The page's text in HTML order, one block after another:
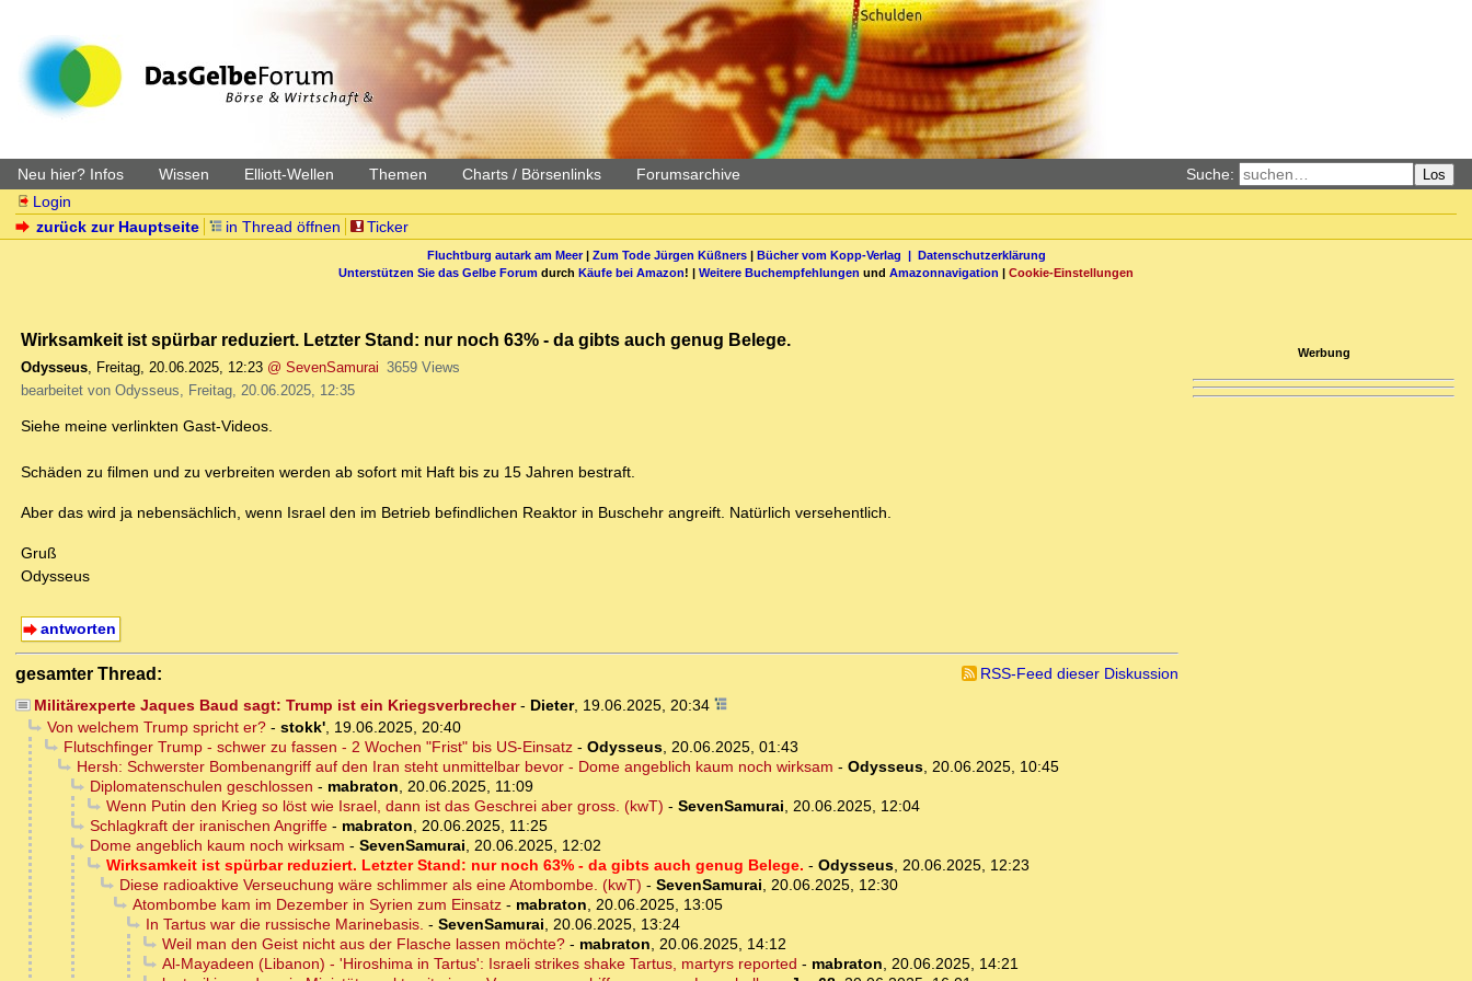
Neu hier? Infos Wissen Elliott-Wellen Themen Charts / Börsenlinks Forumsarchive Suche: Los
Login
zurück zur Hauptseite
in Thread öffnen Ticker
Fluchtburg autark am Meer| Zum Tode Jürgen Küßners| Bücher vom Kopp-Verlag | Datenschutzerklärung
Unterstützen Sie das Gelbe Forum durch Käufe bei Amazon! | Weitere Buchempfehlungen und Amazonnavigation | Cookie-Einstellungen
Wirksamkeit ist spürbar reduziert. Letzter Stand: nur noch 63% - da gibts auch genug Belege.
Odysseus, Freitag, 20.06.2025, 12:23 @ SevenSamurai 3659 Views
bearbeitet von Odysseus, Freitag, 20.06.2025, 12:35
Siehe meine verlinkten Gast-Videos.
Schäden zu filmen und zu verbreiten werden ab sofort mit Haft bis zu 15 Jahren bestraft.
Aber das wird ja nebensächlich, wenn Israel den im Betrieb befindlichen Reaktor in Buschehr angreift. Natürlich versehentlich.
Gruß
Odysseus
antworten
gesamter Thread:
RSS-Feed dieser Diskussion
Militärexperte Jaques Baud sagt: Trump ist ein Kriegsverbrecher- Dieter, 19.06.2025, 20:34
Von welchem Trump spricht er?- stokk', 19.06.2025, 20:40
Flutschfinger Trump - schwer zu fassen - 2 Wochen "Frist" bis US-Einsatz- Odysseus, 20.06.2025, 01:43
Hersh: Schwerster Bombenangriff auf den Iran steht unmittelbar bevor - Dome angeblich kaum noch wirksam - Odysseus, 20.06.2025, 10:45
Diplomatenschulen geschlossen - mabraton, 20.06.2025, 11:09
Wenn Putin den Krieg so löst wie Israel, dann ist das Geschrei aber gross. (kwT) - SevenSamurai, 20.06.2025, 12:04
Schlagkraft der iranischen Angriffe- mabraton, 20.06.2025, 11:25
Dome angeblich kaum noch wirksam - SevenSamurai, 20.06.2025, 12:02
Wirksamkeit ist spürbar reduziert. Letzter Stand: nur noch 63% - da gibts auch genug Belege. - Odysseus, 20.06.2025, 12:23
Diese radioaktive Verseuchung wäre schlimmer als eine Atombombe. (kwT) - SevenSamurai, 20.06.2025, 12:30
Atombombe kam im Dezember in Syrien zum Einsatz- mabraton, 20.06.2025, 13:05
In Tartus war die russische Marinebasis. - SevenSamurai, 20.06.2025, 13:24
Weil man den Geist nicht aus der Flasche lassen möchte?- mabraton, 20.06.2025, 14:12
Al-Mayadeen (Libanon) - 'Hiroshima in Tartus': Israeli strikes shake Tartus, martyrs reported - mabraton, 20.06.2025, 14:21
Werbung